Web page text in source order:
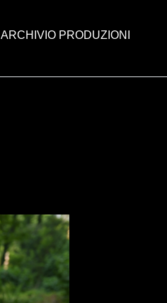
ARCHIVIO PRODUZIONI